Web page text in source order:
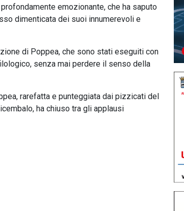
emozionante, che ha saputo
dimenticata dei suoi innumerevoli e
di Poppea, che sono stati eseguiti con
senza mai perdere il senso della
rarefatta e punteggiata dai pizzicati del
ha chiuso tra gli applausi